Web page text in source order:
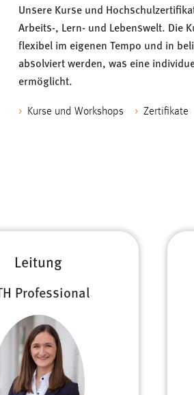
Unsere Kurse und
Arbeits-, Lern- und Lebenswelt. Die
flexibel im eigenen Tempo und in
absolviert werden, was eine
ermöglicht.
Kurse und Workshops Zertifikate
Leitung
Professional